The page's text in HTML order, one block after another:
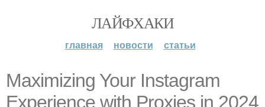
ЛАЙФХАКИ
главная новости статьи
Maximizing Your Instagram
Experience with Proxies in 2024